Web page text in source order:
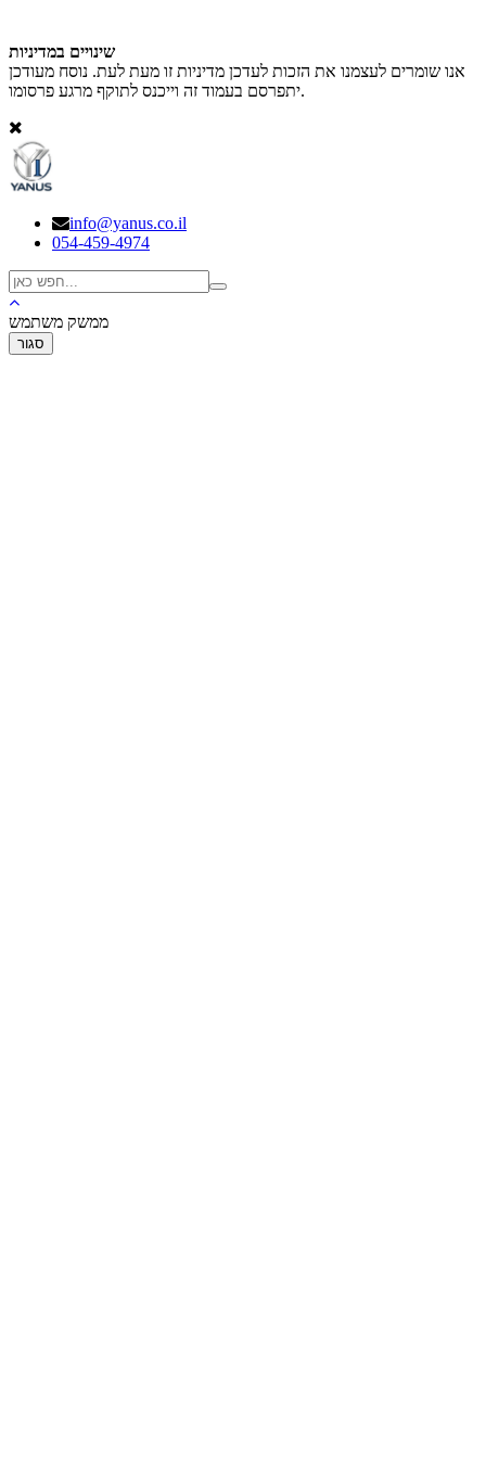
שינויים במדיניות
אנו שומרים לעצמנו את הזכות לעדכן מדיניות זו מעת לעת. נוסח מעודכן
יתפרסם בעמוד זה וייכנס לתוקף מרגע פרסומו.
info@yanus.co.il
054-459-4974
חפש
כאן
ממשק משתמש
סגור